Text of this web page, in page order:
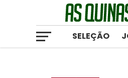
SELEÇÃO